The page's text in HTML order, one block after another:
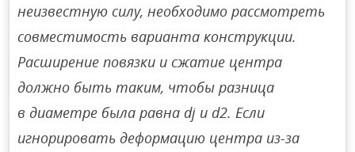
неизвестную силу, необходимо рассмотреть
совместимость варианта конструкции.
Расширение повязки и сжатие центра
должно быть таким, чтобы разница
в диаметре была равна dj и d2. Если
игнорировать деформацию центра из-за